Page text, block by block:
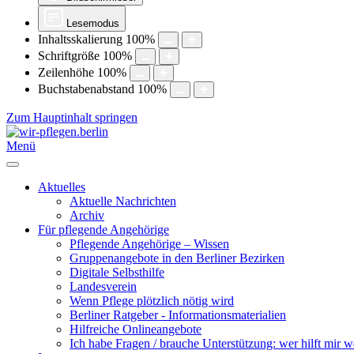
Lesemodus
Inhaltsskalierung 100%
Schriftgröße 100%
Zeilenhöhe 100%
Buchstabenabstand 100%
Zum Hauptinhalt springen
Menü
Aktuelles
Aktuelle Nachrichten
Archiv
Für pflegende Angehörige
Pflegende Angehörige – Wissen
Gruppenangebote in den Berliner Bezirken
Digitale Selbsthilfe
Landesverein
Wenn Pflege plötzlich nötig wird
Berliner Ratgeber - Informationsmaterialien
Hilfreiche Onlineangebote
Ich habe Fragen / brauche Unterstützung: wer hilft mir